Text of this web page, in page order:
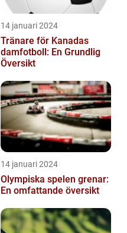
14 januari 2024
Tränare för Kanadas
damfotboll: En Grundlig
Översikt
14 januari 2024
Olympiska spelen grenar:
En omfattande översikt